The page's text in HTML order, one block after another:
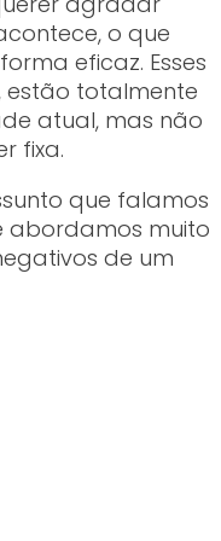
o que
eficaz. Esses
estão totalmente
atual, mas não
fixa.
que falamos
abordamos muito
de um